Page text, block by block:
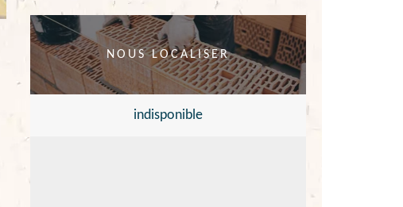
NOUS LOCALISER
indisponible